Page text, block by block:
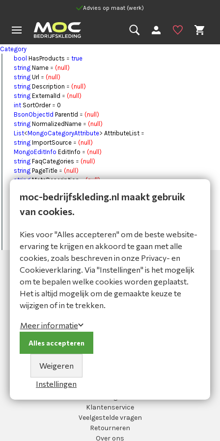
Advies op maat (werk)
Category
bool HasProducts = true
string Name = (null)
string Url = (null)
string Description = (null)
string ExternalId = (null)
int SortOrder= 0
BsonObjectId ParentId = (null)
string NormalizedName = (null)
List<MongoCategoryAttribute> AttributeList =
string ImportSource = (null)
MongoEditInfo EditInfo = (null)
string FaqCategories = (null)
string PageTitle = (null)
string MetaDescription=(null)
List<Image> Images=
Id =
DateTime DateCreated
bool IsVisible=false
bool IsNewEntity=true
MOC Bedrijfskleding
Koperslagersweg 13
info@moc-bedrijfskleding.nl
Klantenservice
Veelgestelde vragen
Retourneren
Over ons
moc-bedrijfskleding.nl maakt gebruik
van cookies.
Kies voor "Alles accepteren" om de beste website-
ervaring te krijgen en akkoord te gaan met alle
cookies, zoals beschreven in onze Privacy- en
Cookieverklaring. Via "Instellingen" is het mogelijk
om te bepalen welke cookies worden geplaatst.
Het is altijd mogelijk om de gemaakte keuze te
wijzigen of in te trekken.
Meer informatie
Instellingen
Weigeren
Alles accepteren